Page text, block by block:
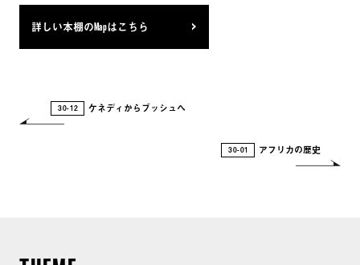
れた戦略 倒れゆくウォール街の巨人 追いつめら
リカ : 果てしない貧困と闘う「ふつう」の人たちの30
別ゴールドマン・サックス サブプライム問題の教
詳しい本棚のMapはこちら
30-12 ケネディからブッシュへ
30-01 アフリカの歴史